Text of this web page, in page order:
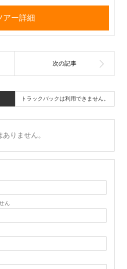
アー詳細
トラックバックは利用できません。
りません。
ん